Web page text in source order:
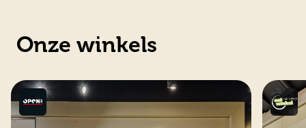
Onze winkels